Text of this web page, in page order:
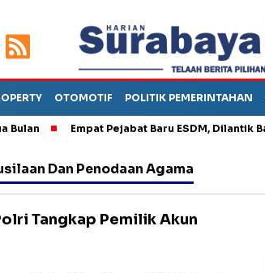
OTOMOTIF POLITIK PEMERINTAHAN
Empat Pejabat Baru ESDM, Dilantik Bahlil
Dan Penodaan Agama
Tangkap Pemilik Akun